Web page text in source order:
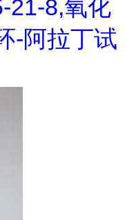
21-8,氧化
-阿拉丁试